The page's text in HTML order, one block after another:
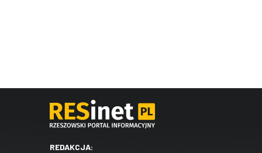
REDAKCJA: